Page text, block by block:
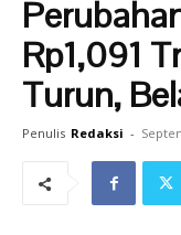
Rp1,091
Turun,
Penulis Redaksi -